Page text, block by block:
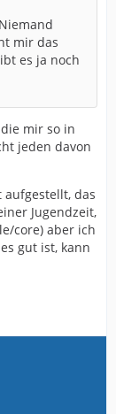
mir das
es ja noch
mir so in
jeden davon
das
Jugendzeit,
core) aber ich
gut ist, kann